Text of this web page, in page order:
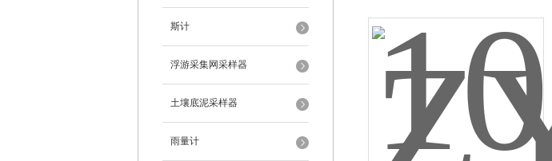
斯计
浮游采集网采样器
土壤底泥采样器
雨量计